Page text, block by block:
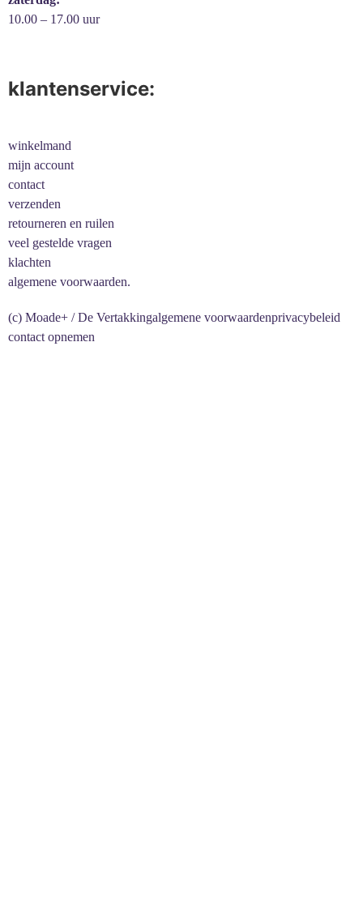
10.00 – 17.00 uur
klantenservice:
winkelmand
mijn account
contact
verzenden
retourneren en ruilen
veel gestelde vragen
klachten
algemene voorwaarden.
(c) Moade+ / De Vertakkingalgemene voorwaardenprivacybeleid
contact opnemen